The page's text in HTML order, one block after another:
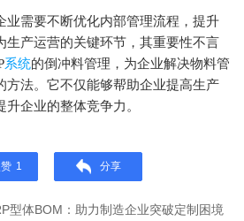
业需要不断优化内部管理流程，提升
生产运营的关键环节，其重要性不言
系统的倒冲料管理，为企业解决物料管
方法。它不仅能够帮助企业提高生产
企业的整体竞争力。
1 分享
型体BOM：助力制造企业突破定制困境